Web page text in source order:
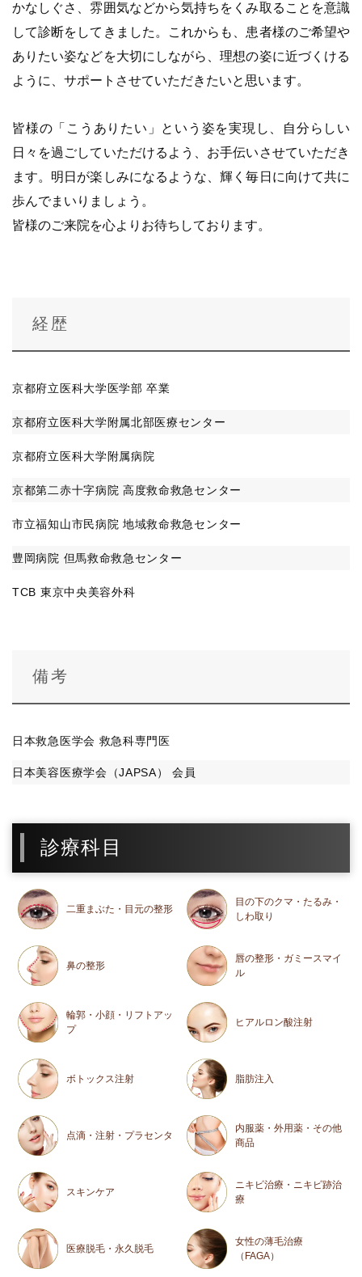
かなしぐさ、雰囲気などから気持ちをくみ取ることを意識
して診断をしてきました。これからも、患者様のご希望や
ありたい姿などを大切にしながら、理想の姿に近づくける
ように、サポートさせていただきたいと思います。
皆様の「こうありたい」という姿を実現し、自分らしい
日々を過ごしていただけるよう、お手伝いさせていただき
ます。明日が楽しみになるような、輝く毎日に向けて共に
歩んでまいりましょう。
皆様のご来院を心よりお待ちしております。
経歴
京都府立医科大学医学部 卒業
京都府立医科大学附属北部医療センター
京都府立医科大学附属病院
京都第二赤十字病院 高度救命救急センター
市立福知山市民病院 地域救命救急センター
豊岡病院 但馬救命救急センター
TCB 東京中央美容外科
備考
日本救急医学会 救急科専門医
日本美容医療学会（JAPSA） 会員
診療科目
二重まぶた・目元の整形
目の下のクマ・たるみ・
しわ取り
鼻の整形
唇の整形・ガミースマイ
ル
輪郭・小顔・リフトアッ
プ
ヒアルロン酸注射
ボトックス注射 脂肪注入
点滴・注射・プラセンタ
内服薬・外用薬・その他
商品
スキンケア
ニキビ治療・ニキビ跡治
療
医療脱毛・永久脱毛
女性の薄毛治療
（FAGA）